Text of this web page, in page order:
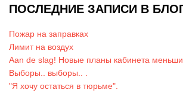
ПОСЛЕДНИЕ ЗАПИСИ В
Пожар на заправках
Лимит на воздух
Aan de slag! Новые планы кабинета
Выборы.. выборы.. .
"Я хочу остаться в тюрьме".